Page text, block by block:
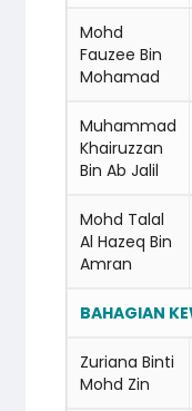
Mohd
Fauzee Bin
Mohamad
Muhammad
Khairuzzan
Bin Ab Jalil
Mohd Talal
Al Hazeq Bin
Amran
BAHAGIAN
Zuriana Binti
Mohd Zin